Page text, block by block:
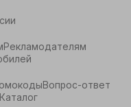
Рекламодателям
Вопрос-ответ
Каталог